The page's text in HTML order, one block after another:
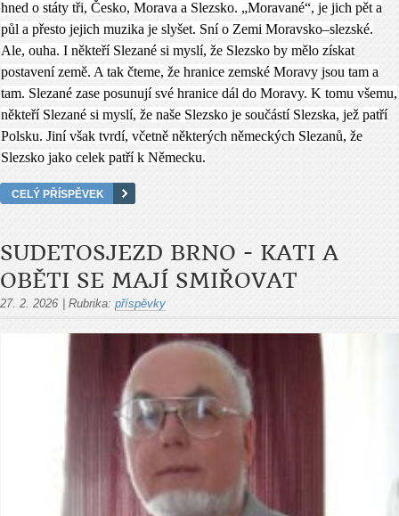
hned o státy tři, Česko, Morava a Slezsko. „Moravané“, je jich pět a
půl a přesto jejich muzika je slyšet. Sní o Zemi Moravsko–slezské.
Ale, ouha. I někteří Slezané si myslí, že Slezsko by mělo získat
postavení země. A tak čteme, že hranice zemské Moravy jsou tam a
tam. Slezané zase posunují své hranice dál do Moravy. K tomu všemu,
někteří Slezané si myslí, že naše Slezsko je součástí Slezska, jež patří
Polsku. Jiní však tvrdí, včetně některých německých Slezanů, že
Slezsko jako celek patří k Německu.
CELÝ PŘÍSPĚVEK
SUDETOSJEZD BRNO - KATI A
OBĚTI SE MAJÍ SMIŘOVAT
27. 2. 2026 Rubrika: příspěvky